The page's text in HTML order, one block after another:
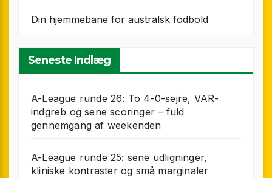
Din hjemmebane for australsk fodbold
Seneste Indlæg
A-League runde 26: To 4-0-sejre, VAR-
indgreb og sene scoringer – fuld
gennemgang af weekenden
A-League runde 25: sene udligninger,
kliniske kontraster og små marginaler